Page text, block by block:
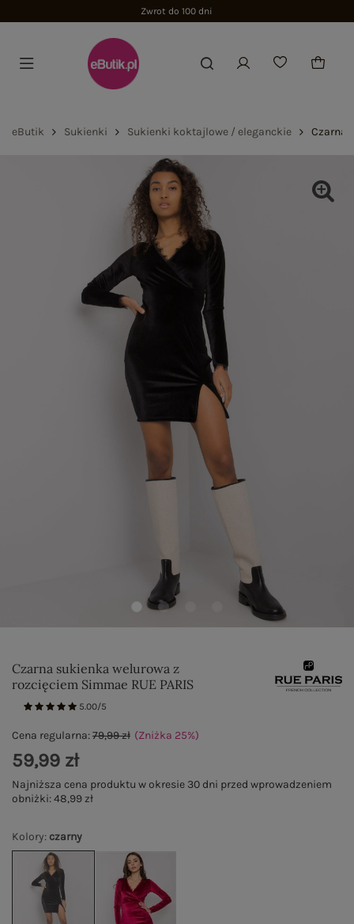
Zwrot do 100 dni
eButik Sukienki Sukienki koktajlowe / eleganckie Czarna
Czarna sukienka welurowa z
rozcięciem Simmae RUE PARIS
5.00/5
Kolory: czarny
Cena regularna:79,99 zł (Zniżka 25%)
59,99 zł
Najniższa cena produktu w okresie 30 dni przed wprowadzeniem
obniżki:48,99 zł